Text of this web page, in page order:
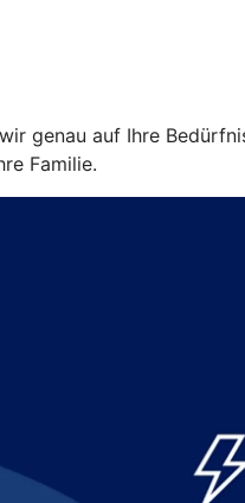
genau auf Ihre
Familie.